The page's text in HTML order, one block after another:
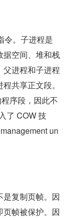
令。子进程是
据空间、堆和栈
父进程和子进程
共享正文段。
序段，因此不
了 COW 技
un
复制页帧。因
页帧被保护。因